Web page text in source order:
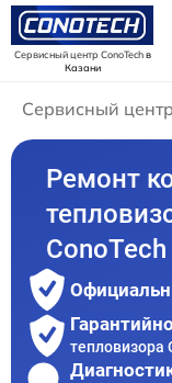
Сервисный центр ConoTechв
Казани
Сервисный
Ремонт
тепловизора